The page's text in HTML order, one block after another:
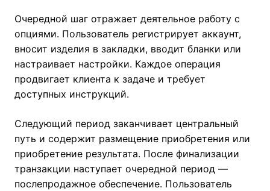
Очередной шаг отражает деятельное работу с
опциями. Пользователь регистрирует аккаунт,
вносит изделия в закладки, вводит бланки или
настраивает настройки. Каждое операция
продвигает клиента к задаче и требует
доступных инструкций.
Следующий период заканчивает центральный
путь и содержит размещение приобретения или
приобретение результата. После финализации
транзакции наступает очередной период —
послепродажное обеспечение. Пользователь